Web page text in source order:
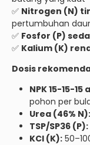
✅ Nitrogen (N)
pertumbuhan
✅ Fosfor (P)
✅ Kalium (K)
Dosis
NPK 15-15-15
pohon per
Urea (46% N):
TSP/SP36 (P):
KCl (K):